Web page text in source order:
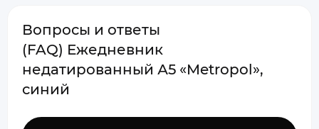
Вопросы и ответы
(FAQ) Ежедневник
недатированный А5 «Metropol»,
синий